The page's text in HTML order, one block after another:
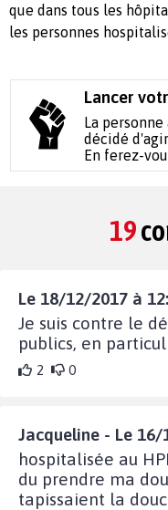
que dans tous les
les personnes
Lancer
La
décidé
En ferez-
19
Le 18/12/2017 à
Je suis contre le
publics, en
2 0
Jacqueline - Le 16/
hospitalisée au
du prendre ma
tapissaient la